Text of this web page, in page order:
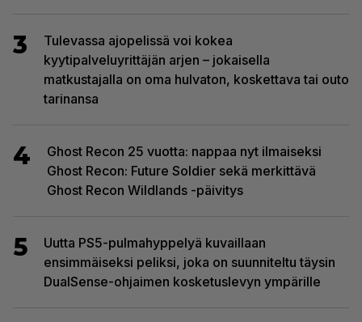
3
Tulevassa ajopelissä voi kokea
kyytipalveluyrittäjän arjen – jokaisella
matkustajalla on oma hulvaton, koskettava tai outo
tarinansa
4
Ghost Recon 25 vuotta: nappaa nyt ilmaiseksi
Ghost Recon: Future Soldier sekä merkittävä
Ghost Recon Wildlands -päivitys
5
Uutta PS5-pulmahyppelyä kuvaillaan
ensimmäiseksi peliksi, joka on suunniteltu täysin
DualSense-ohjaimen kosketuslevyn ympärille